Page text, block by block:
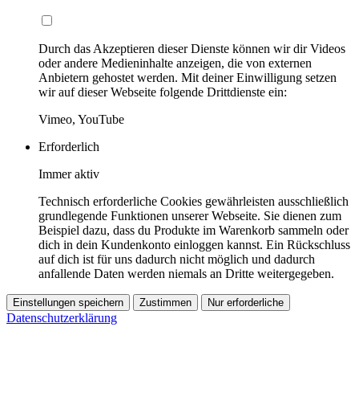
Durch das Akzeptieren dieser Dienste können wir dir Videos
oder andere Medieninhalte anzeigen, die von externen
Anbietern gehostet werden. Mit deiner Einwilligung setzen
wir auf dieser Webseite folgende Drittdienste ein:
Vimeo, YouTube
Erforderlich
Immer aktiv
Technisch erforderliche Cookies gewährleisten ausschließlich
grundlegende Funktionen unserer Webseite. Sie dienen zum
Beispiel dazu, dass du Produkte im Warenkorb sammeln oder
dich in dein Kundenkonto einloggen kannst. Ein Rückschluss
auf dich ist für uns dadurch nicht möglich und dadurch
anfallende Daten werden niemals an Dritte weitergegeben.
Einstellungen speichern Zustimmen Nur erforderliche
Datenschutzerklärung